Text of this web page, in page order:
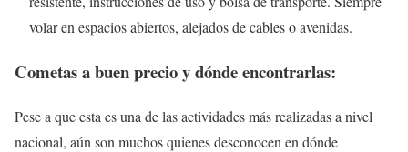
volar en espacios abiertos, alejados de cables o avenidas.
Cometas a buen precio y dónde encontrarlas:
Pese a que esta es una de las actividades más realizadas a nivel
nacional, aún son muchos quienes desconocen en dónde